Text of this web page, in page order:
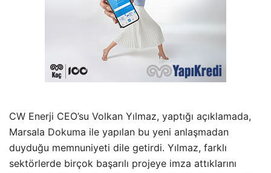
CW Enerji CEO’su Volkan Yılmaz, yaptığı açıklamada,
Marsala Dokuma ile yapılan bu yeni anlaşmadan
duyduğu memnuniyeti dile getirdi. Yılmaz, farklı
sektörlerde birçok başarılı projeye imza attıklarını